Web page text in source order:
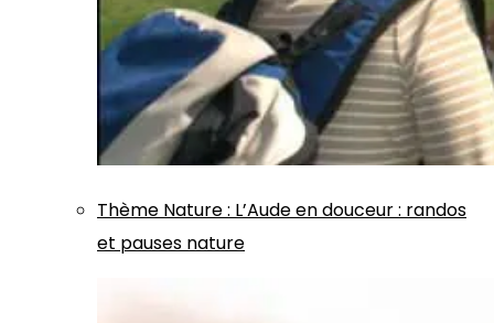
Thème Nature: L’Aude en douceur : randos
et pauses nature